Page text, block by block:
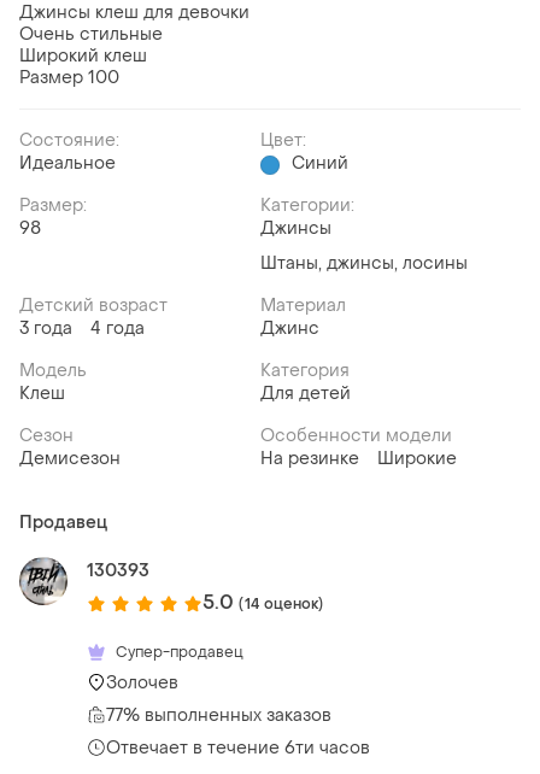
Джинсы клеш для девочки
Очень стильные
Широкий клеш
Размер 100
Состояние:
Идеальное
Цвет:
Синий
Размер:
98
Категории:
Джинсы
Штаны, джинсы, лосины
Детский возраст
3 года
4 года
Материал
Джинс
Модель
Клеш
Категория
Для детей
Сезон
Демисезон
Особенности модели
На резинке
Широкие
Продавец
130393
5.0 (14 оценок)
Супер-продавец
Золочев
77% выполненных заказов
Отвечает в течение 6ти часов